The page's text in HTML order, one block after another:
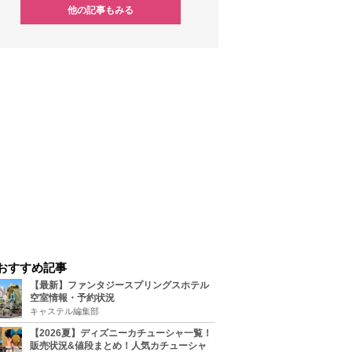
他の記事もみる
すすめ記事
【最新】ファンタジースプリングスホテル
空室情報・予約状況
キャステル編集部
【2026夏】ディズニーカチューシャ一覧！
販売状況&値段まとめ！人気カチューシャ